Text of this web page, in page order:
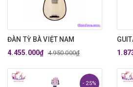
ĐÀN TỲ BÀ VIỆT NAM
4.455.000₫ 4.950.000₫
- 25%